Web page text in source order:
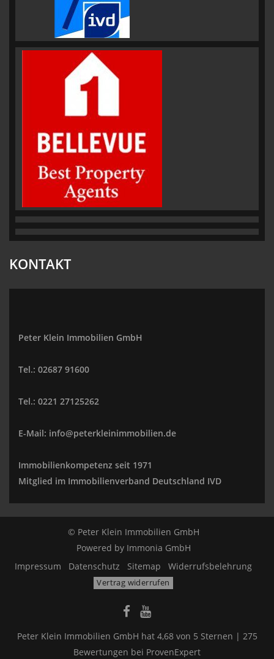
KONTAKT
Peter Klein Immobilien GmbH
Tel.: 02687 91600
Tel.: 0221 27125262
E-Mail: info@peterkleinimmobilien.de
Immobilienkompetenz seit 1971
Mitglied im Immobilienverband Deutschland IVD
© Peter Klein Immobilien GmbH
Powered by Immonia GmbH
Impressum
Datenschutz Sitemap Widerrufsbelehrung
Vertrag widerrufen
Peter Klein Immobilien GmbH hat 4,68von 5 Sternen | 275
Bewertungen bei ProvenExpert